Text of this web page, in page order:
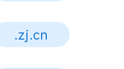
.zj.cn